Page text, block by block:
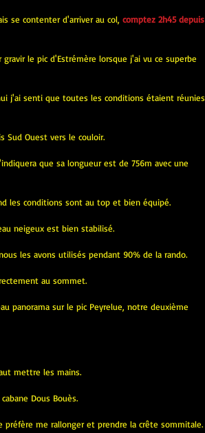
se contenter d'arriver au col, comptez 2h45 depuis
le pic d'Estrémère lorsque j'ai vu ce superbe
j'ai senti que toutes les conditions étaient réunies
Sud Ouest vers le couloir.
que sa longueur est de 756m avec une
les conditions sont au top et bien équipé.
neigeux est bien stabilisé.
les avons utilisés pendant 90% de la rando.
au sommet.
panorama sur le pic Peyrelue, notre deuxième
mettre les mains.
Dous Bouès.
préfère me rallonger et prendre la crête sommitale.